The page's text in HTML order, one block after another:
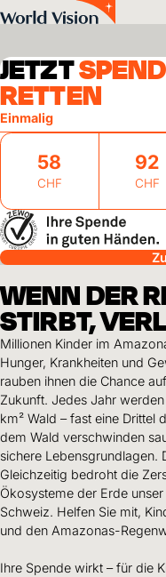
Skip to main content
JETZT
RETTEN
Einmalig
58
CHF
92
CHF
WENN DER
STIRBT,
Millionen Kinder im
Hunger, Krankheiten und
rauben ihnen die Chance
Zukunft. Jedes Jahr
km² Wald – fast eine Drittel
dem Wald verschwinden
sichere Lebensgrundlagen.
Gleichzeitig bedroht die
Ökosysteme der Erde
Schweiz. Helfen Sie mit,
und den Amazonas-
Ihre Spende wirkt – für die